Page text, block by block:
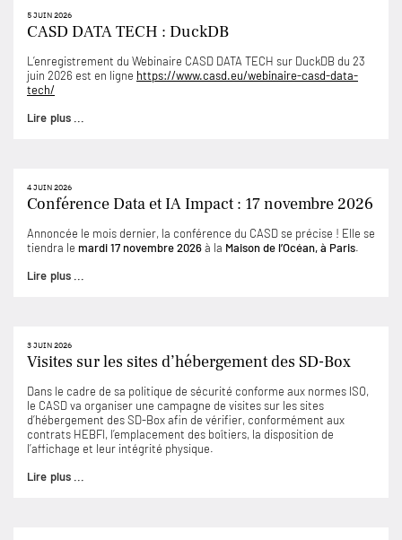
5 JUIN 2026
CASD DATA TECH : DuckDB
L’enregistrement du Webinaire CASD DATA TECH sur DuckDB du 23
juin 2026 est en ligne https://www.casd.eu/webinaire-casd-data-
tech/
Lire plus ...
4 JUIN 2026
Conférence Data et IA Impact : 17 novembre 2026
Annoncée le mois dernier, la conférence du CASD se précise ! Elle se
tiendra le mardi 17 novembre 2026à la Maison de l’Océan, à Paris.
Lire plus ...
3 JUIN 2026
Visites sur les sites d’hébergement des SD-Box
Dans le cadre de sa politique de sécurité conforme aux normes ISO,
le CASD va organiser une campagne de visites sur les sites
d’hébergement des SD-Box afin de vérifier, conformément aux
contrats HEBFI, l’emplacement des boîtiers, la disposition de
l’affichage et leur intégrité physique.
Lire plus ...